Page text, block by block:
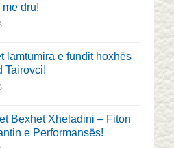
dru!
lamtumira e fundit hoxhës
Tairovci!
Bexhet Xheladini – Fiton
e Performansës!